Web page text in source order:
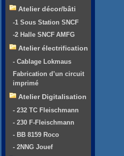
Atelier décor/bâti
-1 Sous Station SNCF
-2 Halle SNCF AMFG
Atelier électrification
- Cablage Lokmaus
Fabrication d’un circuit
imprimé
Atelier Digitalisation
- 232 TC Fleischmann
- 230 F-Fleischmann
- BB 8159 Roco
- 2NNG Jouef